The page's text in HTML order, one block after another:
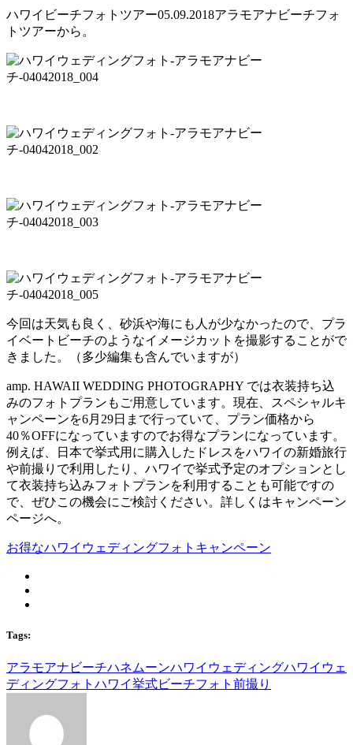
ハワイビーチフォトツアー05.09.2018アラモアナビーチフォ
トツアーから。
今回は天気も良く、砂浜や海にも人が少なかったので、プラ
イベートビーチのようなイメージカットを撮影することがで
きました。（多少編集も含んでいますが）
amp. HAWAII WEDDING PHOTOGRAPHY では衣装持ち込
みのフォトプランもご用意しています。現在、スペシャルキ
ャンペーンを6月29日まで行っていて、プラン価格から
40％OFFになっていますのでお得なプランになっています。
例えば、日本で挙式用に購入したドレスをハワイの新婚旅行
や前撮りで利用したり、ハワイで挙式予定のオプションとし
て衣装持ち込みフォトプランを利用することも可能ですの
で、ぜひこの機会にご検討ください。詳しくはキャンペーン
ページへ。
お得なハワイウェディングフォトキャンペーン
Tags:
アラモアナビーチハネムーンハワイウェディングハワイウェ
ディングフォト ハワイ挙式ビーチフォト 前撮り